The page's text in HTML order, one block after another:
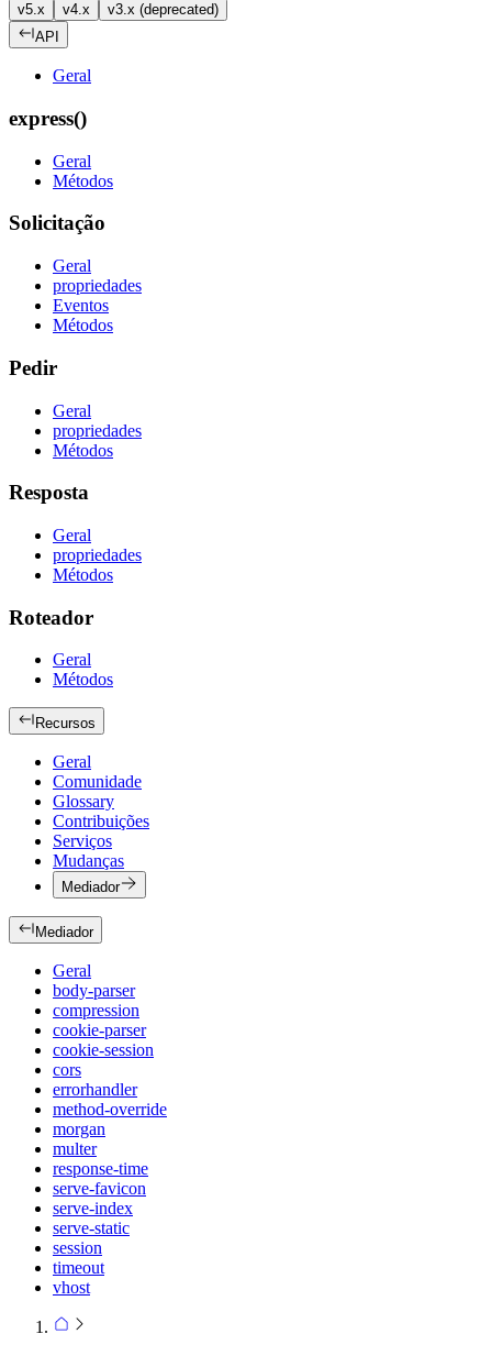
v5.x
v4.x
v3.x (deprecated)
API
Geral
express()
Geral
Métodos
Solicitação
Geral
propriedades
Eventos
Métodos
Pedir
Geral
propriedades
Métodos
Resposta
Geral
propriedades
Métodos
Roteador
Geral
Métodos
Recursos
Geral
Comunidade
Glossary
Contribuições
Serviços
Mudanças
Mediador
Mediador
Geral
body-parser
compression
cookie-parser
cookie-session
cors
errorhandler
method-override
morgan
multer
response-time
serve-favicon
serve-index
serve-static
session
timeout
vhost